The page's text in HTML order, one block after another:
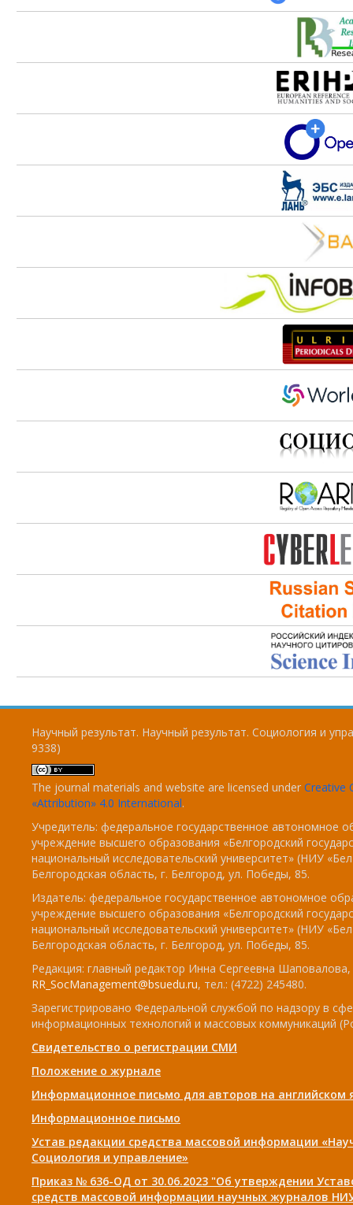
Научный результат. Научный результат. Социология и
9338)
The journal materials and website are licensed under Creative
«Attribution» 4.0 International.
Учредитель: федеральное государственное автономное
учреждение высшего образования «Белгородский
национальный исследовательский университет» (НИУ
Белгородская область, г. Белгород, ул. Победы, 85.
Издатель: федеральное государственное автономное
учреждение высшего образования «Белгородский
национальный исследовательский университет» (НИУ
Белгородская область, г. Белгород, ул. Победы, 85.
Редакция: главный редактор Инна Сергеевна
RR_SocManagement@bsuedu.ru, тел.: (4722) 245480.
Зарегистрировано Федеральной службой по надзору в
информационных технологий и массовых коммуникаций
Свидетельство о регистрации СМИ
Положение о журнале
Информационное письмо для авторов на английском
Информационное письмо
Устав редакции средства массовой информации
Социология и управление»
Приказ № 636-ОД от 30.06.2023 "Об утверждении
средств массовой информации научных журналов